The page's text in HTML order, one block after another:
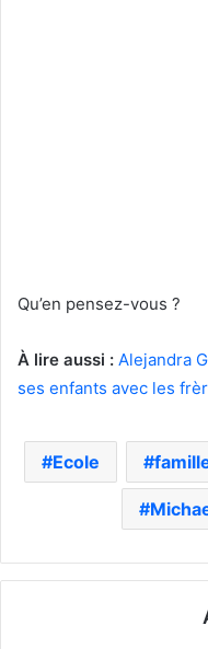
Qu’en pensez-vous ?
À lire aussi : Alejandra
ses enfants avec les
Ecole